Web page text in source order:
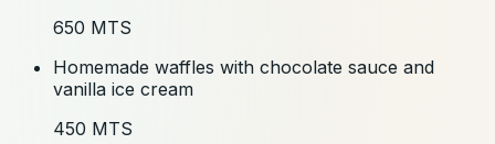
650 MTS
Homemade waffles with chocolate sauce and
vanilla ice cream
450 MTS